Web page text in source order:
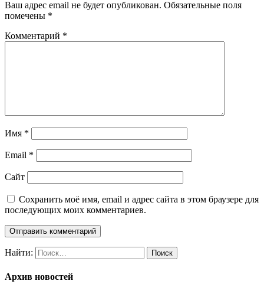
Ваш адрес email не будет опубликован. Обязательные поля
помечены *
Комментарий *
Имя *
Email *
Сайт
Сохранить моё имя, email и адрес сайта в этом браузере для
последующих моих комментариев.
Найти:
Архив новостей